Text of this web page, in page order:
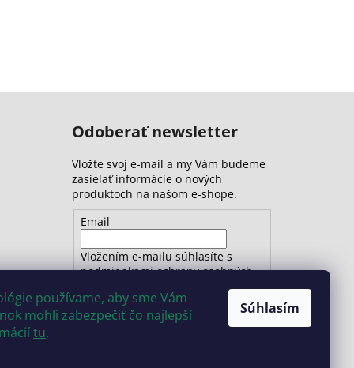
používame, aby sme Vám
mohli zabezpečiť čo najlepší
tu.
Súhlasím
Odoberať newsletter
Vložte svoj e-mail a my Vám budeme
zasielať informácie o nových
produktoch na našom e-shope.
Email
Vložením e-mailu súhlasíte s
podmienkami ochrany osobných
PRIHLÁSIŤ SA